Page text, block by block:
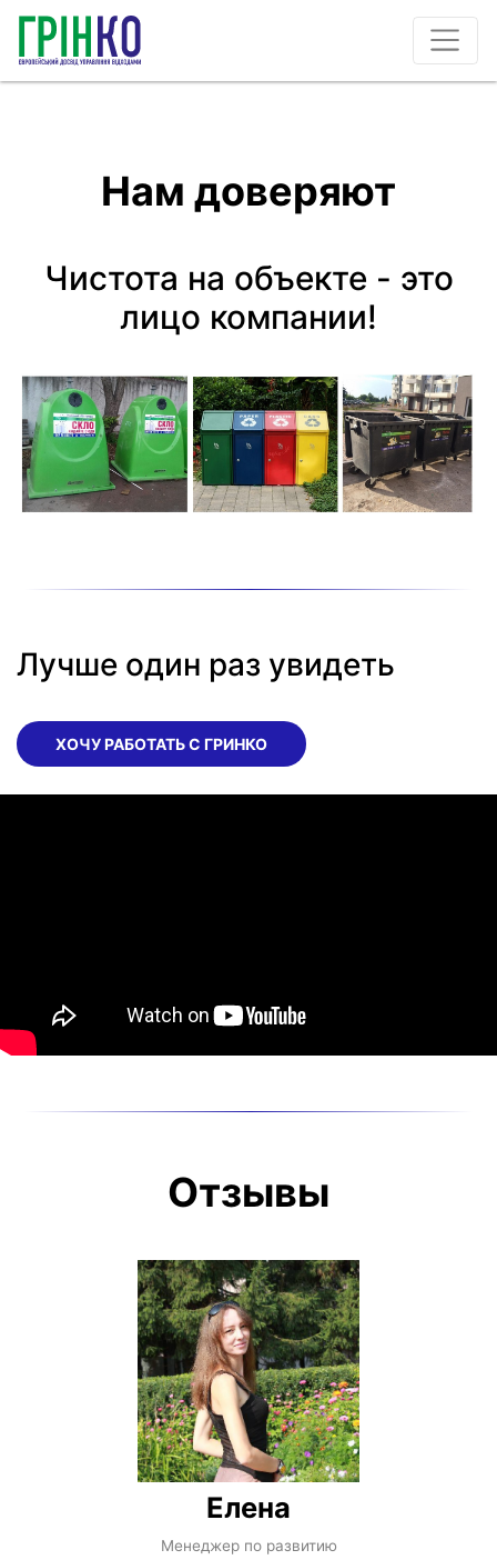
Нам доверяют
Чистота на объекте - это
лицо компании!
Лучше один раз увидеть
ХОЧУ РАБОТАТЬ С ГРИНКО
Отзывы
Елена
Менеджер по развитию